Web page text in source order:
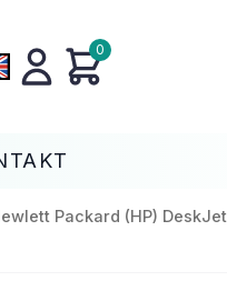
0
Packard (HP) DeskJet